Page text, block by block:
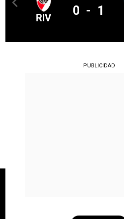
RIV 0 - 1
PUBLICIDAD